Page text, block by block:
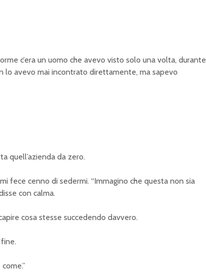
c’era un uomo che avevo visto solo una volta, durante
lo avevo mai incontrato direttamente, ma sapevo
quell’azienda da zero.
fece cenno di sedermi. “Immagino che questa non sia
con calma.
cosa stesse succedendo davvero.